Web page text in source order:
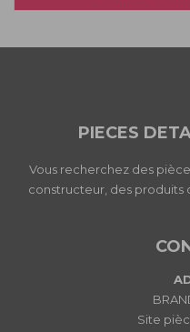
PIECES
Vous recherchez des
constructeur, des produits
Site